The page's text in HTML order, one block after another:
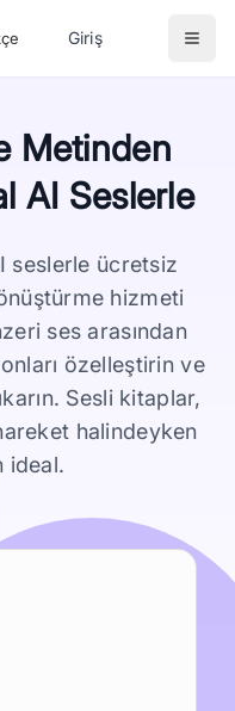
Giriş
Metinden
AI Seslerle
seslerle ücretsiz
hizmeti
ses arasından
özelleştirin ve
Sesli kitaplar,
halindeyken
ideal.